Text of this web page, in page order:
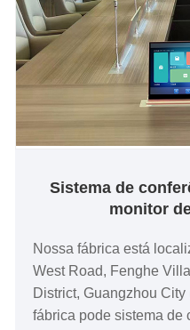
Sistema de
monitor
Nossa fábrica está
West Road, Fenghe
District, Guangzhou
fábrica pode sistema de